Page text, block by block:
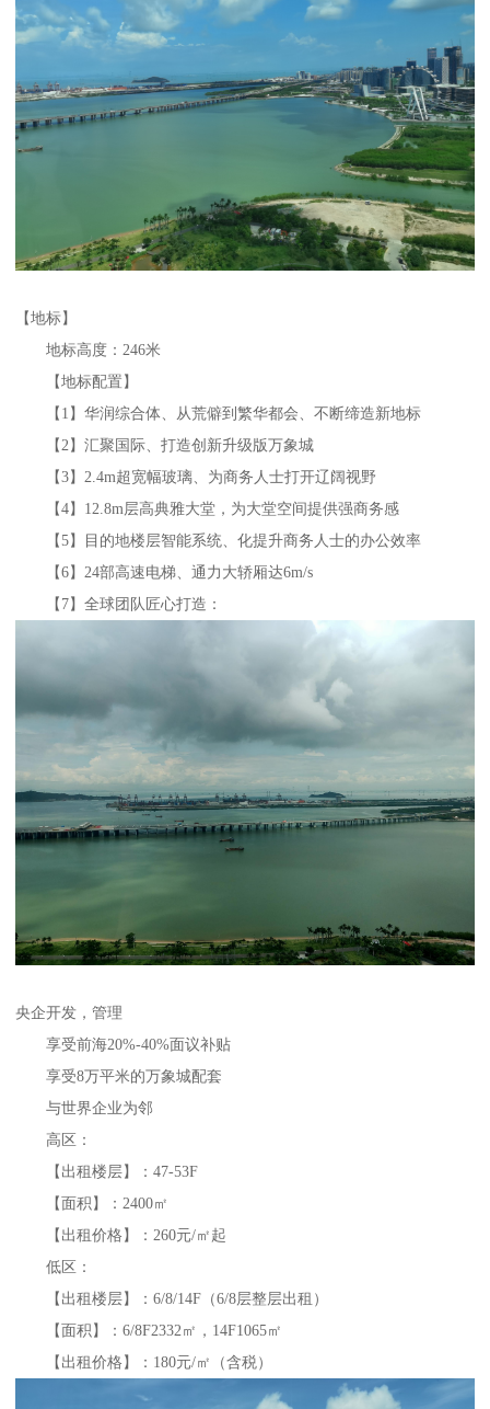
【地标】
地标高度：246米
【地标配置】
【1】华润综合体、从荒僻到繁华都会、不断缔造新地标
【2】汇聚国际、打造创新升级版万象城
【3】2.4m超宽幅玻璃、为商务人士打开辽阔视野
【4】12.8m层高典雅大堂，为大堂空间提供强商务感
【5】目的地楼层智能系统、化提升商务人士的办公效率
【6】24部高速电梯、通力大轿厢达6m/s
【7】全球团队匠心打造：
央企开发，管理
享受前海20%-40%面议补贴
享受8万平米的万象城配套
与世界企业为邻
高区：
【出租楼层】：47-53F
【面积】：2400㎡
【出租价格】：260元/㎡起
低区：
【出租楼层】：6/8/14F（6/8层整层出租）
【面积】：6/8F2332㎡，14F1065㎡
【出租价格】：180元/㎡（含税）